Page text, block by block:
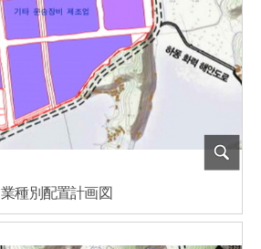
業種別配置計画図